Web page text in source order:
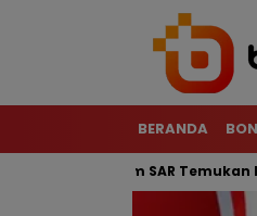
BERANDA
Terjal, Tim SAR Temukan